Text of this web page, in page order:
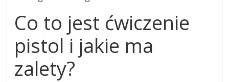
Co to jest ćwiczenie
pistol i jakie ma
zalety?